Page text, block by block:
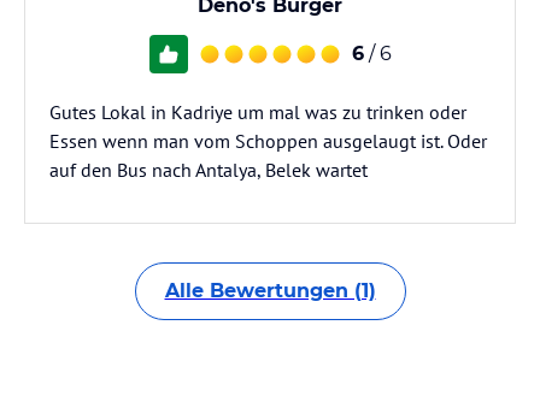
Deno's Burger
6 / 6
Gutes Lokal in Kadriye um mal was zu trinken oder
Essen wenn man vom Schoppen ausgelaugt ist. Oder
auf den Bus nach Antalya, Belek wartet
Alle Bewertungen (1)